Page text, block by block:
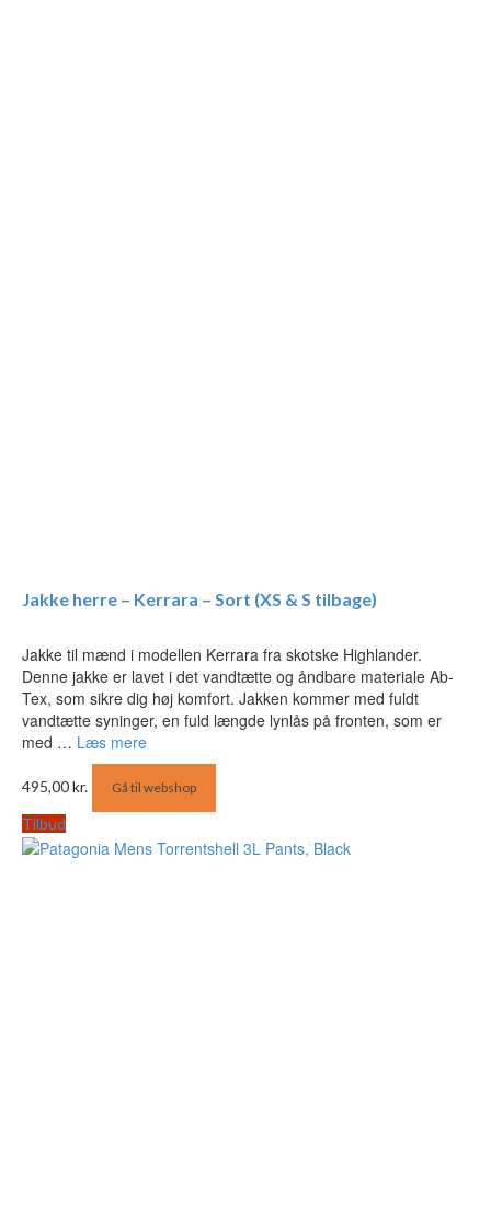
Jakke herre – Kerrara – Sort (XS & S tilbage)
Jakke til mænd i modellen Kerrara fra skotske Highlander.
Denne jakke er lavet i det vandtætte og åndbare materiale Ab-
Tex, som sikre dig høj komfort. Jakken kommer med fuldt
vandtætte syninger, en fuld længde lynlås på fronten, som er
med … Læs mere
495,00kr. Gå til webshop
Tilbud